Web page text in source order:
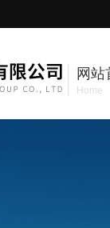
网站
Home